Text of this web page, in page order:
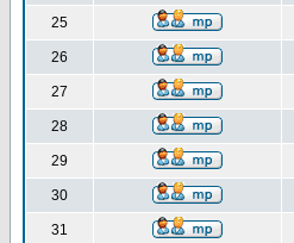
25
26
27
28
29
30
31